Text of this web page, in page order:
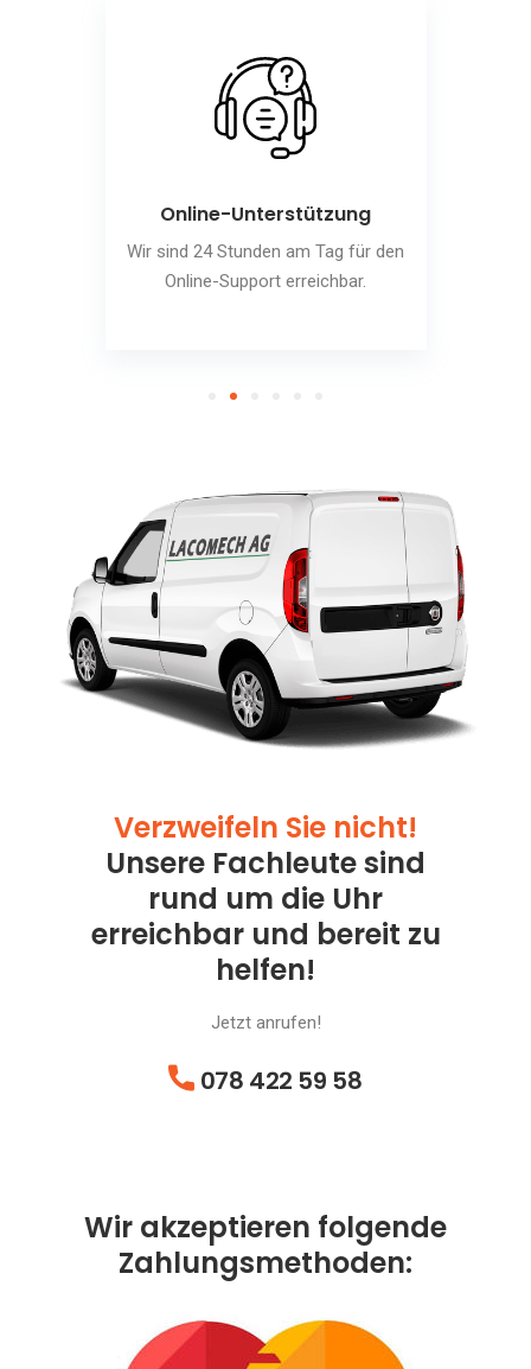
Online-Unterstützung
Wir sind 24 Stunden am Tag für den
Online-Support erreichbar.
Verzweifeln Sie nicht!
Unsere Fachleute sind
rund um die Uhr
erreichbar und bereit zu
helfen!
Jetzt anrufen!
078 422 59 58
Wir akzeptieren folgende
Zahlungsmethoden: